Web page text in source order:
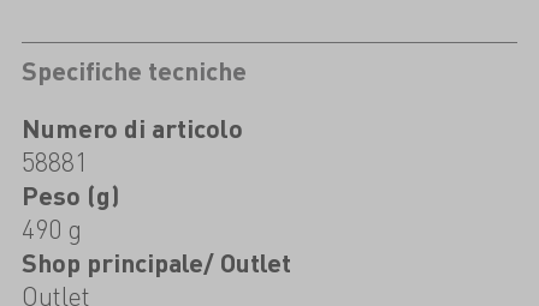
Specifiche tecniche
Numero di articolo
58881
Peso (g)
490 g
Shop principale/ Outlet
Outlet